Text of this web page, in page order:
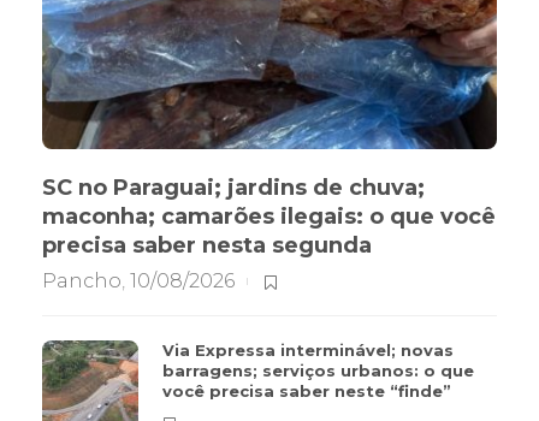
SC no Paraguai; jardins de chuva;
maconha; camarões ilegais: o que você
precisa saber nesta segunda
Pancho, 10/08/2026
Via Expressa interminável; novas
barragens; serviços urbanos: o que
você precisa saber neste “finde”